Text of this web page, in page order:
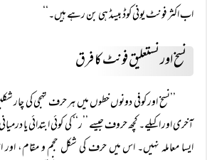
اب اکثر فونٹ یونی کوڈ بیسڈ ہی بن رہے ہیں۔‘‘
نسخ اور نستعلیق فونٹ کا فرق
’’نسخ اور کوفی دونوں خطوں میں ہر حرف تہجی کی چار
آخری اور اکیلے۔ کچھ حروف جیسے ’’ر‘‘ کی کوئی ابتدائی یا
ایسا معاملہ نہیں۔ اس میں حرف کی شکل حجم و مقام،